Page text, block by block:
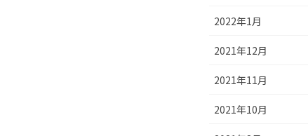
2022年1月
2021年12月
2021年11月
2021年10月